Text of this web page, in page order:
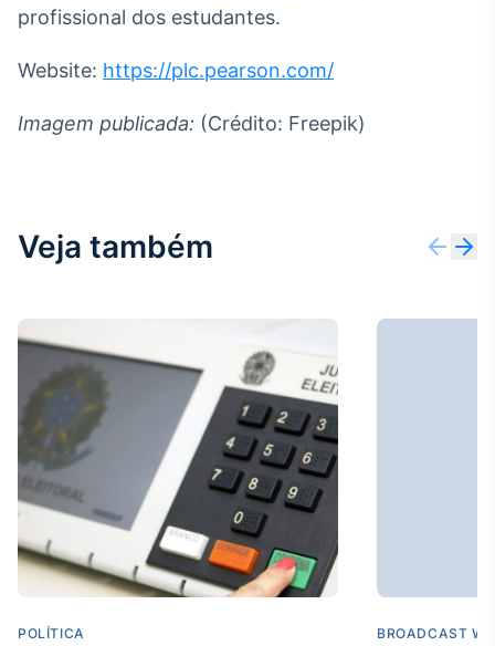
profissional dos estudantes.
Website: https://plc.pearson.com/
Imagem publicada: (Crédito: Freepik)
Veja também
POLÍTICA BROADCAST